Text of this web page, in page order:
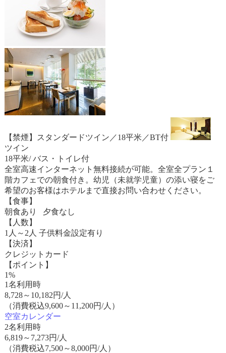
【禁煙】スタンダードツイン／18平米／BT付
ツイン
18平米/ バス・トイレ付
全室高速インターネット無料接続が可能。全室全プラン１
階カフェでの朝食付き。幼児（未就学児童）の添い寝をご
希望のお客様はホテルまで直接お問い合わせください。
【食事】
朝食あり 夕食なし
【人数】
1人～2人 子供料金設定有り
【決済】
クレジットカード
【ポイント】
1%
1名利用時
8,728～ 10,182円/人
（消費税込9,600～11,200円/人）
空室カレンダー
2名利用時
6,819～ 7,273円/人
（消費税込7,500～8,000円/人）